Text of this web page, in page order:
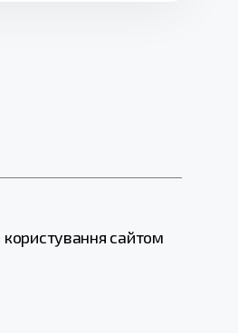
сайтом